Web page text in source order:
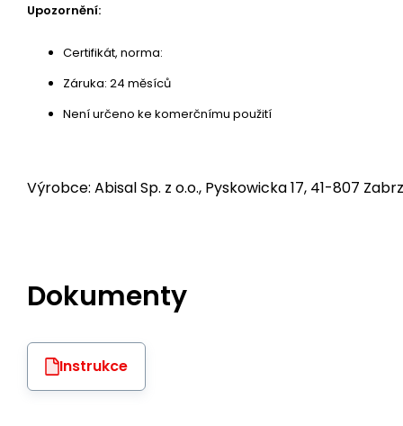
Upozornění:
Certifikát, norma:
Záruka: 24 měsíců
Není určeno ke komerčnímu použití
Výrobce: Abisal Sp. z o.o., Pyskowicka 17, 41-807
Dokumenty
Instrukce